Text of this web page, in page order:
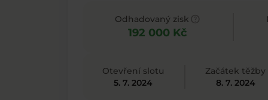
Odhadovaný zisk
192 000 Kč
Otevření slotu
5. 7. 2024
Začátek těžby
8. 7. 2024